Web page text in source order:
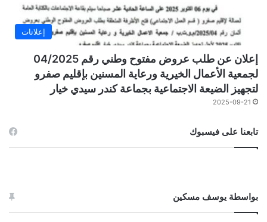
إعلانات
إعلان عن طلب عروض مفتوح وطني رقم 04/2025
لجمعية الأعمال الخيرية ورعاية المسنين بإقليم صفرو
لتجهيز الضيعة الاجتماعية بجماعة كندر سيدي خيار
2025-09-21
تابعنا على فيسبوك
بواسطة يوسف مسكين